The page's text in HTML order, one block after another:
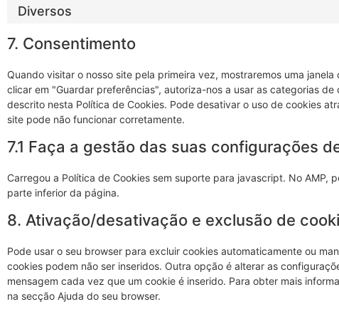
Diversos
7. Consentimento
Quando visitar o nosso site pela primeira vez, mostraremos uma
clicar em "Guardar preferências", autoriza-nos a usar as categorias
descrito nesta Política de Cookies. Pode desativar o uso de cookies
site pode não funcionar corretamente.
7.1 Faça a gestão das suas configurações
Carregou a Política de Cookies sem suporte para javascript. No AMP,
parte inferior da página.
8. Ativação/desativação e exclusão de
Pode usar o seu browser para excluir cookies automaticamente ou
cookies podem não ser inseridos. Outra opção é alterar as
mensagem cada vez que um cookie é inserido. Para obter mais
na secção Ajuda do seu browser.